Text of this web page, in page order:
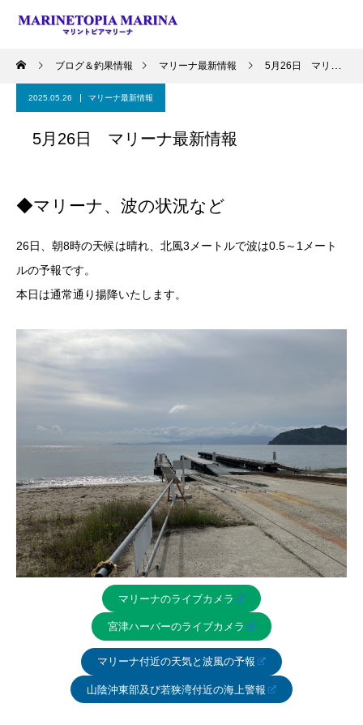
ブログ＆釣果情報 マリーナ最新情報 5月26日 マリーナ最新情報
2025.05.26 マリーナ最新情報
5月26日 マリーナ最新情報
◆マリーナ、波の状況など
26日、朝8時の天候は晴れ、北風3メートルで波は0.5～1メート
ルの予報です。
本日は通常通り揚降いたします。
マリーナのライブカメラ
宮津ハーバーのライブカメラ
マリーナ付近の天気と波風の予報
山陰沖東部及び若狭湾付近の海上警報